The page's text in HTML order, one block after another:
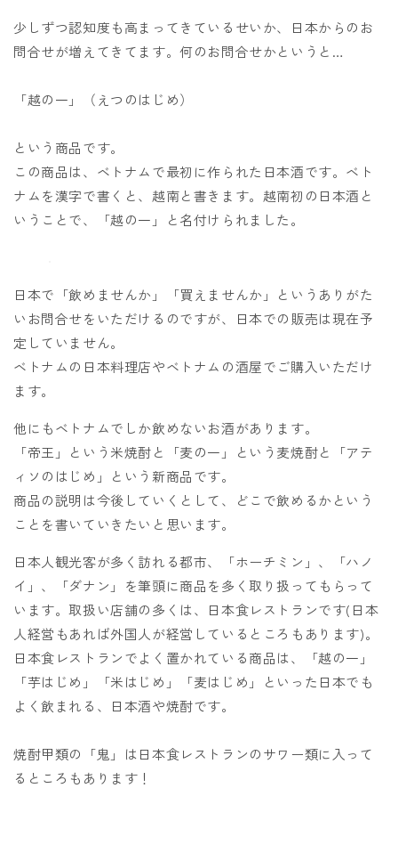
少しずつ認知度も高まってきているせいか、日本からのお
問合せが増えてきてます。何のお問合せかというと…
「越の一」（えつのはじめ）
という商品です。
この商品は、ベトナムで最初に作られた日本酒です。ベト
ナムを漢字で書くと、越南と書きます。越南初の日本酒と
いうことで、「越の一」と名付けられました。
日本で「飲めませんか」「買えませんか」というありがた
いお問合せをいただけるのですが、日本での販売は現在予
定していません。
ベトナムの日本料理店やベトナムの酒屋でご購入いただけ
ます。
他にもベトナムでしか飲めないお酒があります。
「帝王」という米焼酎と「麦の一」という麦焼酎と「アテ
ィソのはじめ」という新商品です。
商品の説明は今後していくとして、どこで飲めるかという
ことを書いていきたいと思います。
日本人観光客が多く訪れる都市、「ホーチミン」、「ハノ
イ」、「ダナン」を筆頭に商品を多く取り扱ってもらって
います。取扱い店舗の多くは、日本食レストランです(日本
人経営もあれば外国人が経営しているところもあります)。
日本食レストランでよく置かれている商品は、「越の一」
「芋はじめ」「米はじめ」「麦はじめ」といった日本でも
よく飲まれる、日本酒や焼酎です。
焼酎甲類の「鬼」は日本食レストランのサワー類に入って
るところもあります！